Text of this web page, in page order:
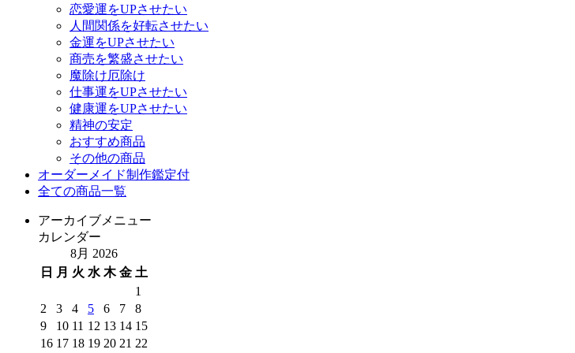
恋愛運をUPさせたい
人間関係を好転させたい
金運をUPさせたい
商売を繁盛させたい
魔除け厄除け
仕事運をUPさせたい
健康運をUPさせたい
精神の安定
おすすめ商品
その他の商品
オーダーメイド制作鑑定付
全ての商品一覧
アーカイブメニュー
カレンダー
8月 2026
日
月 火 水 木 金 土
1
2
3 4 5 6 7
8
9
10 11 12 13 14 15
16 17 18 19 20 21 22